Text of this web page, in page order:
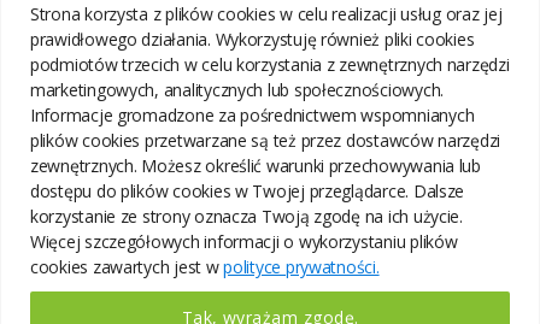
Strona korzysta z plików cookies w celu realizacji usług oraz jej
prawidłowego działania. Wykorzystuję również pliki cookies
podmiotów trzecich w celu korzystania z zewnętrznych narzędzi
marketingowych, analitycznych lub społecznościowych.
Informacje gromadzone za pośrednictwem wspomnianych
plików cookies przetwarzane są też przez dostawców narzędzi
zewnętrznych. Możesz określić warunki przechowywania lub
dostępu do plików cookies w Twojej przeglądarce. Dalsze
korzystanie ze strony oznacza Twoją zgodę na ich użycie.
Więcej szczegółowych informacji o wykorzystaniu plików
cookies zawartych jest wpolityce prywatności.
Tak, wyrażam zgodę.